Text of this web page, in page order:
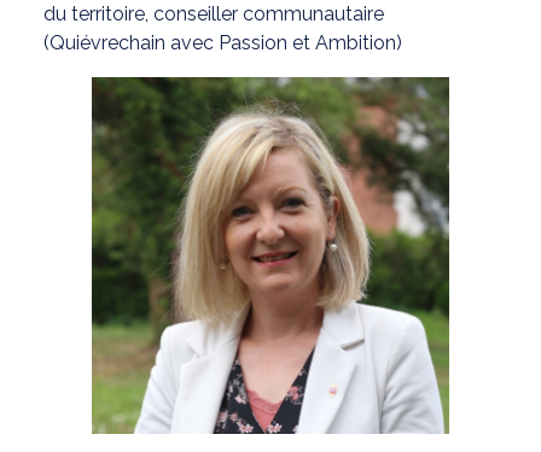
du territoire, conseiller communautaire
(Quiévrechain avec Passion et Ambition)